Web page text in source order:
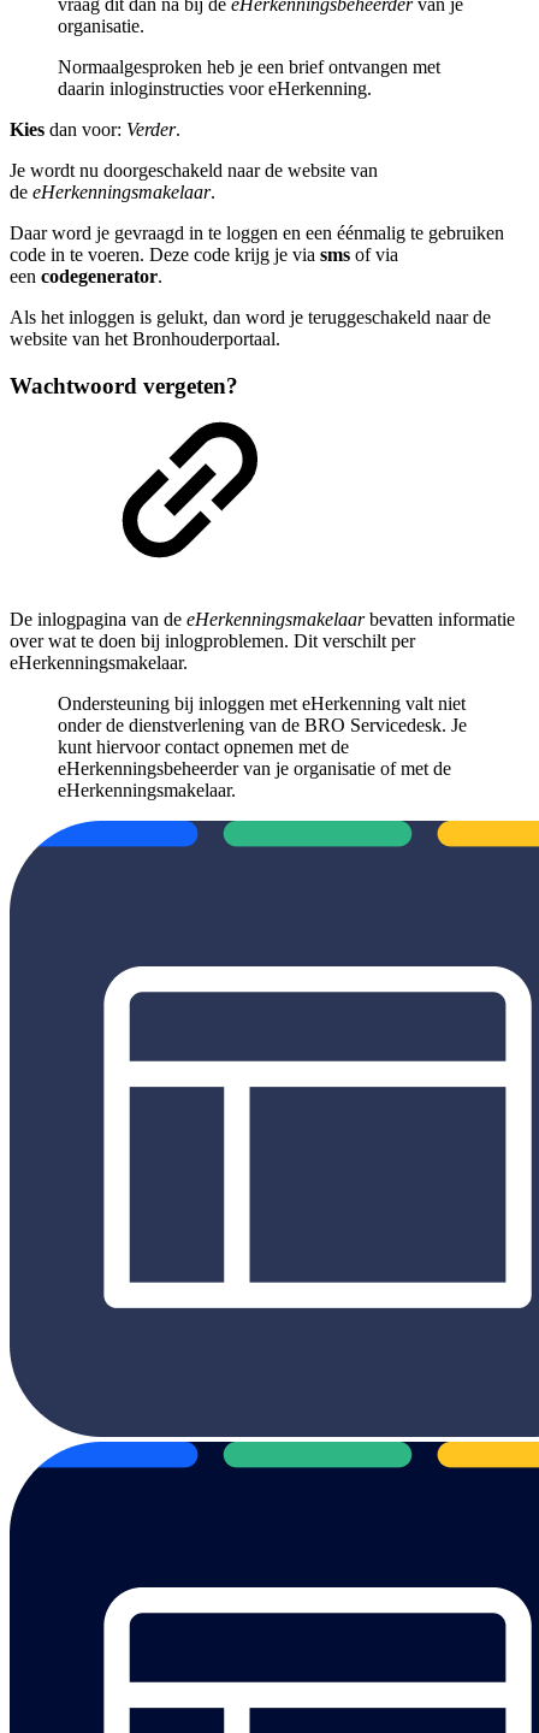
vraag dit dan na bij de eHerkenningsbeheerdervan je
organisatie.
Normaalgesproken heb je een brief ontvangen met
daarin inloginstructies voor eHerkenning.
Kies dan voor: Verder.
Je wordt nu doorgeschakeld naar de website van
de eHerkenningsmakelaar.
Daar word je gevraagd in te loggen en een éénmalig te gebruiken
code in te voeren. Deze code krijg je via sms of via
een codegenerator.
Als het inloggen is gelukt, dan word je teruggeschakeld naar de
website van het Bronhouderportaal.
Wachtwoord vergeten?
De inlogpagina van de eHerkenningsmakelaarbevatten informatie
over wat te doen bij inlogproblemen. Dit verschilt per
eHerkenningsmakelaar.
Ondersteuning bij inloggen met eHerkenning valt niet
onder de dienstverlening van de BRO Servicedesk. Je
kunt hiervoor contact opnemen met de
eHerkenningsbeheerder van je organisatie of met de
eHerkenningsmakelaar.